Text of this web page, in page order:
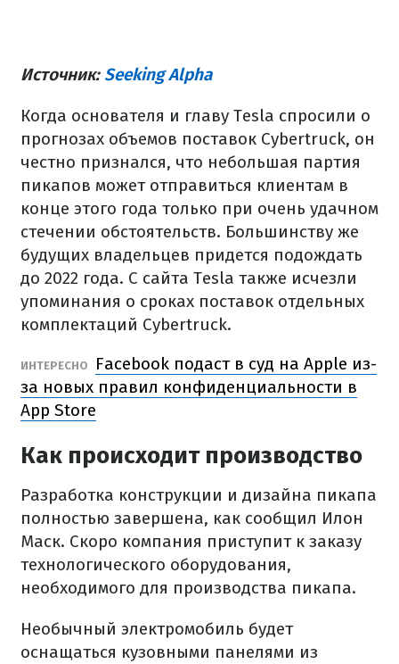
Источник:Seeking Alpha
Когда основателя и главу Tesla спросили о
прогнозах объемов поставок Cybertruck, он
честно признался, что небольшая партия
пикапов может отправиться клиентам в
конце этого года только при очень удачном
стечении обстоятельств. Большинству же
будущих владельцев придется подождать
до 2022 года. С сайта Tesla также исчезли
упоминания о сроках поставок отдельных
комплектаций Cybertruck.
ИНТЕРЕСНО
Facebook подаст в суд на Apple из-
за новых правил конфиденциальности в
App Store
Как происходит производство
Разработка конструкции и дизайна пикапа
полностью завершена, как сообщил Илон
Маск. Скоро компания приступит к заказу
технологического оборудования,
необходимого для производства пикапа.
Необычный электромобиль будет
оснащаться кузовными панелями из